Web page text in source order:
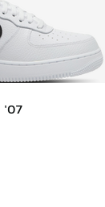
'07
client - [5 sur